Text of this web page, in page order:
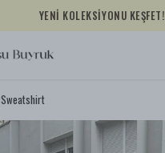
YENİ KOLEKSİYONU KEŞFET!
Sweatshirt